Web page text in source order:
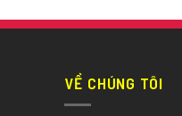
VỀ CHÚNG TÔI